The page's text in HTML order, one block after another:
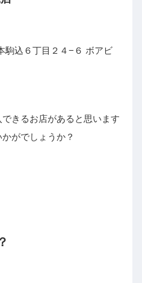
駒込６丁目２４−６ ボアビ
きるお店があると思います
がでしょうか？